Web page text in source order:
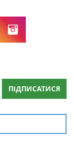
ПІДПИСАТИСЯ